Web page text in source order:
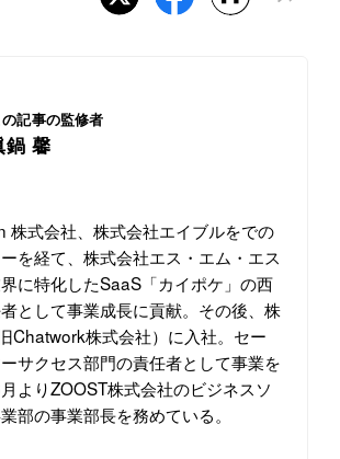
記事の監修者
鍋 馨
式会社、株式会社エイブルをでの
を経て、株式会社エス・エム・エス
に特化したSaaS「カイポケ」の西
として事業成長に貢献。その後、株
Chatwork株式会社）に入社。セー
サクセス部門の責任者として事業を
よりZOOST株式会社のビジネスソ
部の事業部長を務めている。